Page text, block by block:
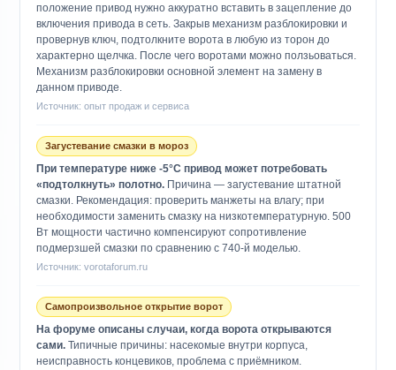
положение привод нужно аккуратно вставить в зацепление до
включения привода в сеть. Закрыв механизм разблокировки и
провернув ключ, подтолкните ворота в любую из торон до
характерно щелчка. После чего воротами можно ползьоваться.
Механизм разблокировки основной элемент на замену в
данном приводе.
Источник: опыт продаж и сервиса
Загустевание смазки в мороз
При температуре ниже -5°C привод может потребовать
«подтолкнуть» полотно. Причина — загустевание штатной
смазки. Рекомендация: проверить манжеты на влагу; при
необходимости заменить смазку на низкотемпературную. 500
Вт мощности частично компенсируют сопротивление
подмерзшей смазки по сравнению с 740-й моделью.
Источник: vorotaforum.ru
Самопроизвольное открытие ворот
На форуме описаны случаи, когда ворота открываются
сами. Типичные причины: насекомые внутри корпуса,
неисправность концевиков, проблема с приёмником.